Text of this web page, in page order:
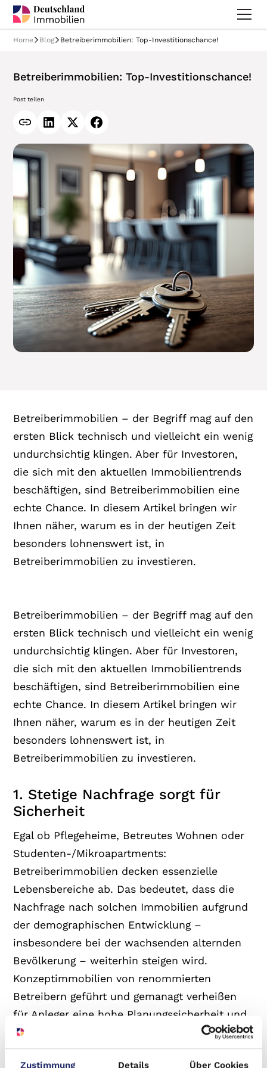
Zustimmung Details Über Cookies
Home Blog Betreiberimmobilien: Top-Investitionschance!
Betreiberimmobilien: Top-Investitionschance!
Post teilen
Betreiberimmobilien – der Begriff mag auf den
ersten Blick technisch und vielleicht ein wenig
undurchsichtig klingen. Aber für Investoren,
die sich mit den aktuellen Immobilientrends
beschäftigen, sind Betreiberimmobilien eine
echte Chance. In diesem Artikel bringen wir
Ihnen näher, warum es in der heutigen Zeit
besonders lohnenswert ist, in
Betreiberimmobilien zu investieren.
Betreiberimmobilien – der Begriff mag auf den
ersten Blick technisch und vielleicht ein wenig
undurchsichtig klingen. Aber für Investoren,
die sich mit den aktuellen Immobilientrends
beschäftigen, sind Betreiberimmobilien eine
echte Chance. In diesem Artikel bringen wir
Ihnen näher, warum es in der heutigen Zeit
besonders lohnenswert ist, in
Betreiberimmobilien zu investieren.
1. Stetige Nachfrage sorgt für
Sicherheit
Egal ob Pflegeheime, Betreutes Wohnen oder
Studenten-/Mikroapartments:
Betreiberimmobilien decken essenzielle
Lebensbereiche ab. Das bedeutet, dass die
Nachfrage nach solchen Immobilien aufgrund
der demographischen Entwicklung –
insbesondere bei der wachsenden alternden
Bevölkerung – weiterhin steigen wird.
Konzeptimmobilien von renommierten
Betreibern geführt und gemanagt verheißen
für Anleger eine hohe Planungssicherheit und
reduzieren das Risiko von Mietausfällen.